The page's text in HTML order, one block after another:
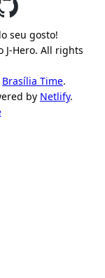
seu gosto!
J-Hero. All rights
Brasília Time.
by Netlify.